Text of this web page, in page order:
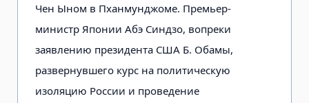
Чен Ыном в Пханмунджоме. Премьер-
министр Японии Абэ Синдзо, вопреки
заявлению президента США Б. Обамы,
развернувшего курс на политическую
изоляцию России и проведение